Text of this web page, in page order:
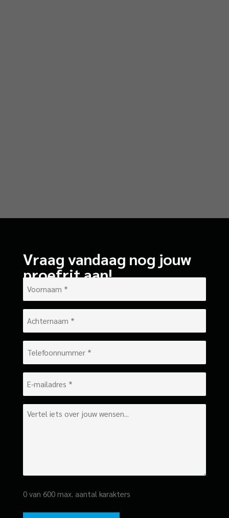
Vraag vandaag nog jouw
proefrit aan!
Voornaam
*
Achternaam
*
Telefoonnummer
*
E-
mailadres
*Bericht
0 van 600 max. aantal karakters